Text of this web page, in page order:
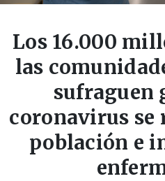
Los 16.000
las
sufraguen
coronavirus
población e